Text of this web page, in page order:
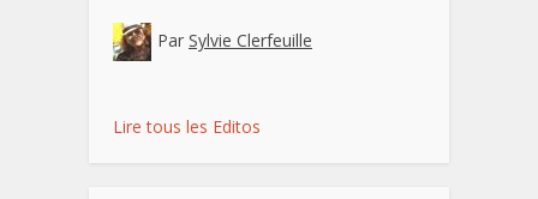
Par Sylvie Clerfeuille
Lire tous les Editos